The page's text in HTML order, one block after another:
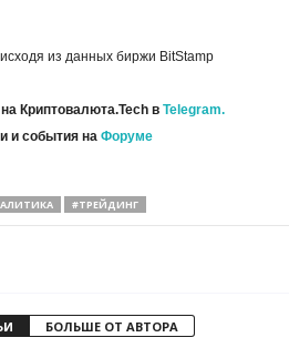
из данных биржи BitStamp
Криптовалюта.Tech в Telegram.
и события на Форуме
#ТРЕЙДИНГ
БОЛЬШЕ ОТ АВТОРА